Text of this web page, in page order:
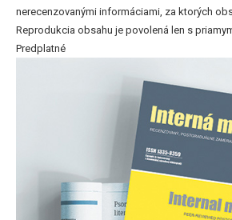
nerecenzovanými informáciami, za ktorých
Reprodukcia obsahu je povolená len s
Predplatné